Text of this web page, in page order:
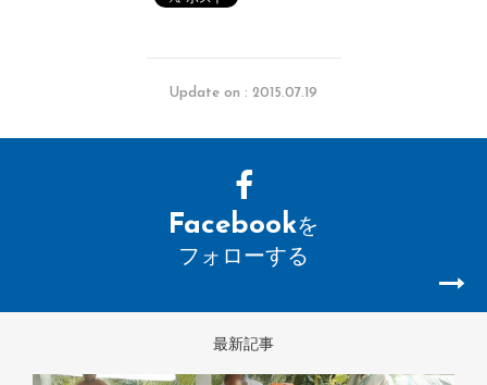
Update on : 2015.07.19
Facebookを
フォローする
最新記事